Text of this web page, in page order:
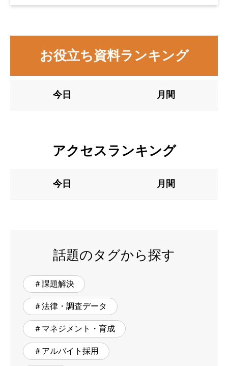
お役立ち資料ランキング
今日 月間
アクセスランキング
今日 月間
話題のタグから探す
＃課題解決
＃法律・調査データ
＃マネジメント・育成
＃アルバイト採用